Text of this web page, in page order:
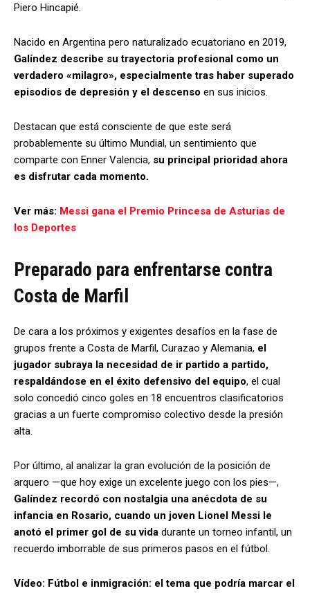
Piero Hincapié.
Nacido en Argentina pero naturalizado ecuatoriano en 2019,
Galíndez describe su trayectoria profesional como un
verdadero «milagro», especialmente tras haber superado
episodios de depresión y el descenso en sus inicios.
Destacan que está consciente de que este será
probablemente su último Mundial, un sentimiento que
comparte con Enner Valencia, su principal prioridad ahora
es disfrutar cada momento.
Ver más: Messi gana el Premio Princesa de Asturias de
los Deportes
Preparado para enfrentarse contra
Costa de Marfil
De cara a los próximos y exigentes desafíos en la fase de
grupos frente a Costa de Marfil, Curazao y Alemania, el
jugador subraya la necesidad de ir partido a partido,
respaldándose en el éxito defensivo del equipo, el cual
solo concedió cinco goles en 18 encuentros clasificatorios
gracias a un fuerte compromiso colectivo desde la presión
alta.
Por último, al analizar la gran evolución de la posición de
arquero —que hoy exige un excelente juego con los pies—,
Galíndez recordó con nostalgia una anécdota de su
infancia en Rosario, cuando un joven Lionel Messi le
anotó el primer gol de su vida durante un torneo infantil, un
recuerdo imborrable de sus primeros pasos en el fútbol.
Vídeo: Fútbol e inmigración: el tema que podría marcar el